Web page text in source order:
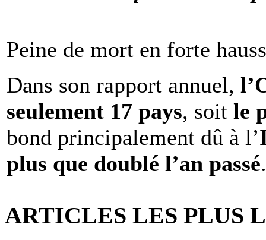
Peine de mort en forte
Dans son rapport annuel,
seulement 17 pays, soit le
bond principalement dû à l’
plus que doublé l’an passé.
ARTICLES LES PLUS